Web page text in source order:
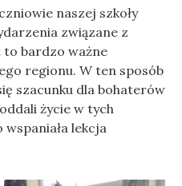
naszej szkoły
związane z
to bardzo ważne
regionu. W ten sposób
szacunku dla bohaterów
życie w tych
lekcja